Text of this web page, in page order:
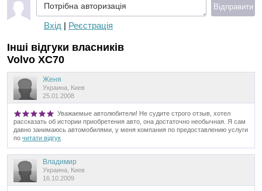
Потрібна авторизація
Вхід | Реєстрація
Відправити
Інші відгуки власників
Volvo XC70
Женя
Украина, Киев
25.01.2008
Уважаемые автолюбители! Не судите строго отзыв, хотел
рассказать об истории приобретения авто, она достаточно необычная. Я сам
давно занимаюсь автомобилями, у меня компания по предоставлению услуги
по читати відгук
Владимир
Украина, Киев
16.10.2009